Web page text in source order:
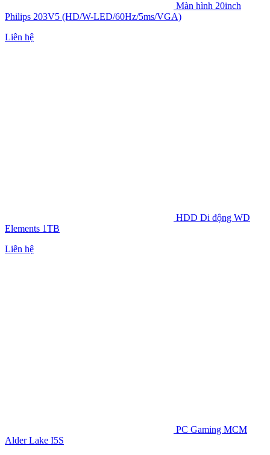
Màn hình 20inch
Philips 203V5 (HD/W-LED/60Hz/5ms/VGA)
Liên hệ
HDD Di động WD
Elements 1TB
Liên hệ
PC Gaming MCM
Alder Lake I5S